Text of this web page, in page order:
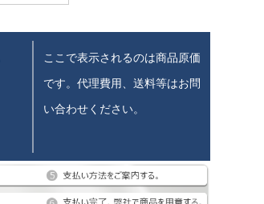
ここで表示されるのは商品原価
です。代理費用、送料等はお問
い合わせください。